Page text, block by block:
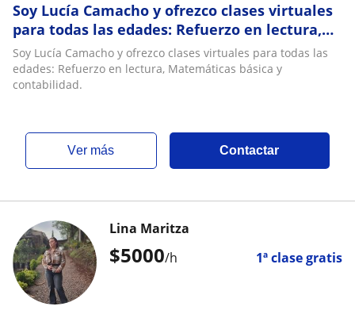
Soy Lucía Camacho y ofrezco clases virtuales
para todas las edades: Refuerzo en lectura,
Matemáticas básica y contabilidad
Soy Lucía Camacho y ofrezco clases virtuales para todas las
edades: Refuerzo en lectura, Matemáticas básica y
contabilidad.
ver más Contactar
$5000/h 1ª clase gratis
Lina Maritza